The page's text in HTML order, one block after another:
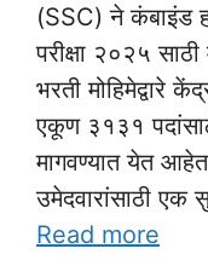
(SSC) ने कंबाइंड
परीक्षा २०२५
भरती मोहिमेद्वारे
एकूण ३१३१
मागवण्यात येत
उमेदवारांसाठी एक
Read more